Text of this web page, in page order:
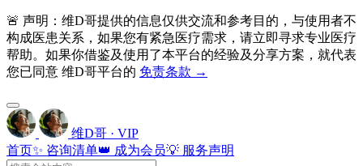
🚨 声明：维D哥提供的信息仅供交流和参考目的，与使用者不
构成医患关系，如果您有紧急医疗需求，请立即寻求专业医疗
帮助。如果你借鉴及使用了本平台的经验及分享方案，就代表
您已同意 维D哥平台的 免责条款 →
维D哥 · VIP
首页✨ 咨询清单👑 成为会员💡 服务声明